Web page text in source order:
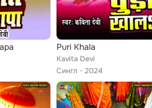
Puri Khala
Kavita Devi
Сингл
2024